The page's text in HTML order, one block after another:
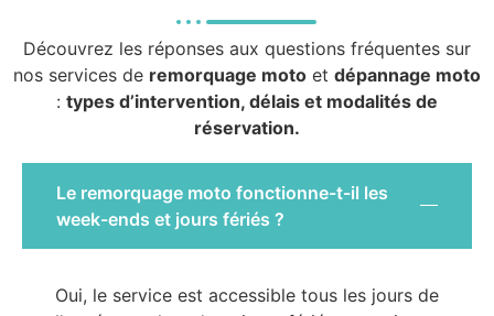
Découvrez les réponses aux questions fréquentes sur
nos services de remorquage moto et dépannage moto
: types d’intervention, délais et modalités de
réservation.
Le remorquage moto fonctionne-t-il les
week-ends et jours fériés ?
Oui, le service est accessible tous les jours de